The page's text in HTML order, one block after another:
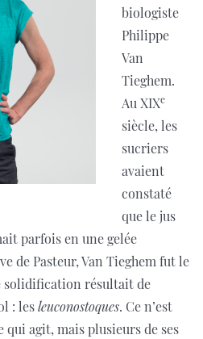
biologiste
Philippe
Van
Tieghem.
Au XIXe
siècle, les
sucriers
avaient
constaté
que le jus
parfois en une gelée
de Pasteur, Van Tieghem fut le
solidification résultait de
: lesleuconostoques. Ce n’est
agit, mais plusieurs de ses